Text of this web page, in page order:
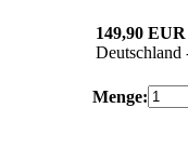
149,90 EUR
Deutschland
Menge: